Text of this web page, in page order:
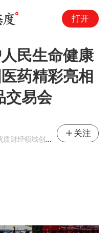
打开
民生命健康
医药精彩亮相
交易会
质财经领域创作者
关注